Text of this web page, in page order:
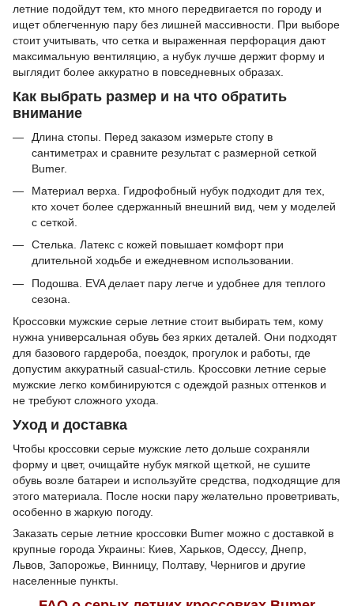
летние подойдут тем, кто много передвигается по городу и
ищет облегченную пару без лишней массивности. При выборе
стоит учитывать, что сетка и выраженная перфорация дают
максимальную вентиляцию, а нубук лучше держит форму и
выглядит более аккуратно в повседневных образах.
Как выбрать размер и на что обратить
внимание
Длина стопы. Перед заказом измерьте стопу в
сантиметрах и сравните результат с размерной сеткой
Bumer.
Материал верха. Гидрофобный нубук подходит для тех,
кто хочет более сдержанный внешний вид, чем у моделей
с сеткой.
Стелька. Латекс с кожей повышает комфорт при
длительной ходьбе и ежедневном использовании.
Подошва. EVA делает пару легче и удобнее для теплого
сезона.
Кроссовки мужские серые летние стоит выбирать тем, кому
нужна универсальная обувь без ярких деталей. Они подходят
для базового гардероба, поездок, прогулок и работы, где
допустим аккуратный casual-стиль. Кроссовки летние серые
мужские легко комбинируются с одеждой разных оттенков и
не требуют сложного ухода.
Уход и доставка
Чтобы кроссовки серые мужские лето дольше сохраняли
форму и цвет, очищайте нубук мягкой щеткой, не сушите
обувь возле батареи и используйте средства, подходящие для
этого материала. После носки пару желательно проветривать,
особенно в жаркую погоду.
Заказать серые летние кроссовки Bumer можно с доставкой в
крупные города Украины: Киев, Харьков, Одессу, Днепр,
Львов, Запорожье, Винницу, Полтаву, Чернигов и другие
населенные пункты.